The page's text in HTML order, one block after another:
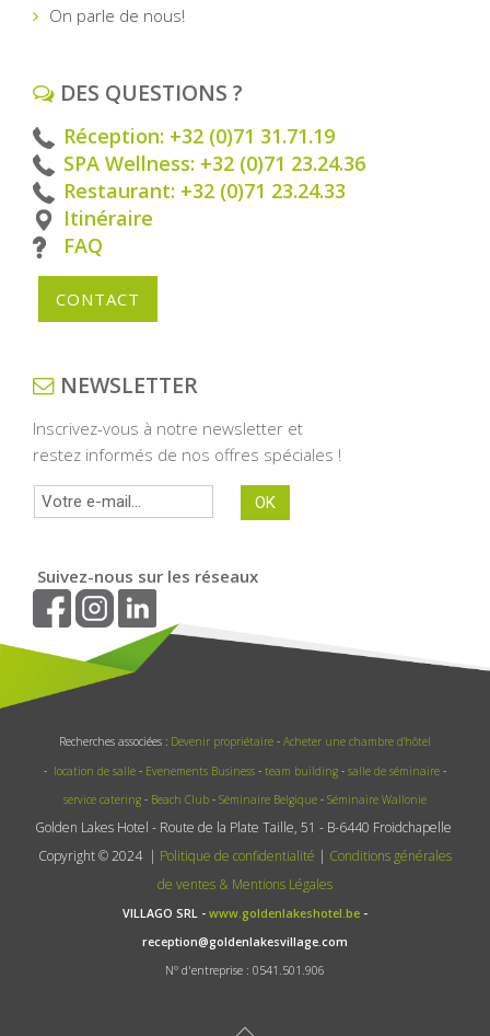
On parle de nous!
DES QUESTIONS ?
Réception: +32 (0)71 31.71.19
SPA Wellness: +32 (0)71 23.24.36
Restaurant: +32 (0)71 23.24.33
Itinéraire
FAQ
CONTACT
NEWSLETTER
Inscrivez-vous à notre newsletter et
restez informés de nos offres spéciales !
Suivez-nous sur les réseaux
Recherches associées : Devenir propriétaire - Acheter une chambre d'hôtel
- location de salle - Evenements Business - team building - salle de séminaire -
service catering - Beach Club - Séminaire Belgique - Séminaire Wallonie
Golden Lakes Hotel - Route de la Plate Taille, 51 - B-6440 Froidchapelle
Copyright © 2024 | Politique de confidentialité | Conditions générales
de ventes & Mentions Légales
VILLAGO SRL - www.goldenlakeshotel.be -
reception@goldenlakesvillage.com
N° d'entreprise : 0541.501.906